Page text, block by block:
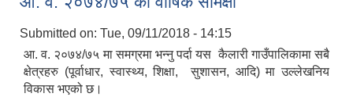
Submitted on: Tue, 09/11/2018 - 14:15
आ. व. २०७४/७५ मा समग्रमा भन्नु पर्दा यस कैलारी गाउँपालिकामा सबै
क्षेत्रहरु (पूर्वाधार, स्वास्थ्य, शिक्षा, सुशासन, आदि) मा उल्लेखनिय
विकास भएको छ।